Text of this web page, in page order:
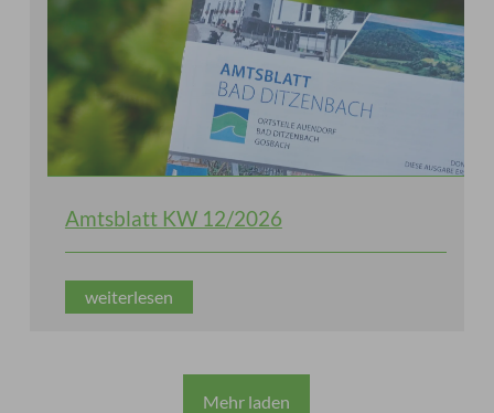
Amtsblatt KW 12/2026
weiterlesen
Mehr laden